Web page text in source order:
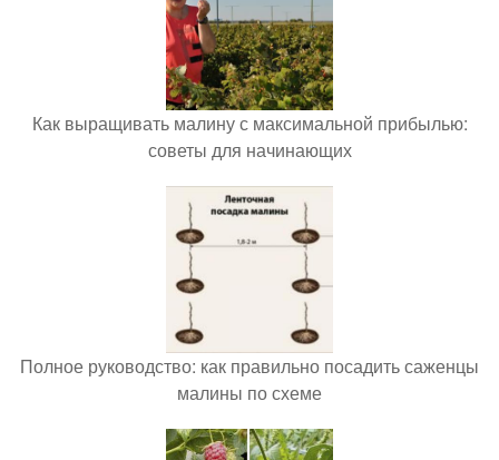
Как выращивать малину с максимальной прибылью:
советы для начинающих
Полное руководство: как правильно посадить саженцы
малины по схеме